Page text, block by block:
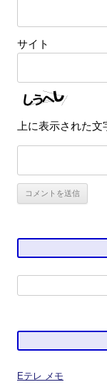
サイト
上に表示された文
Eテレ メモ